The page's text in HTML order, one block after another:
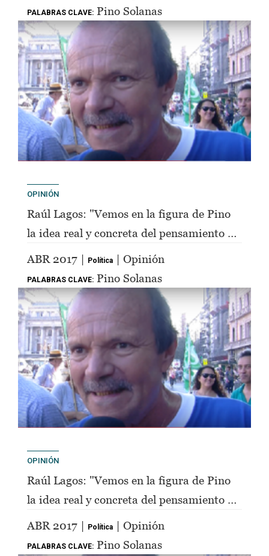
PALABRAS CLAVE: Pino Solanas
OPINIÓN
Raúl Lagos: "Vemos en la figura de Pino
la idea real y concreta del pensamiento de
ABR 2017 | Política | Opinión
PALABRAS CLAVE: Pino Solanas
OPINIÓN
Raúl Lagos: "Vemos en la figura de Pino
la idea real y concreta del pensamiento de
Perón"
ABR 2017 | Política | Opinión
PALABRAS CLAVE: Pino Solanas